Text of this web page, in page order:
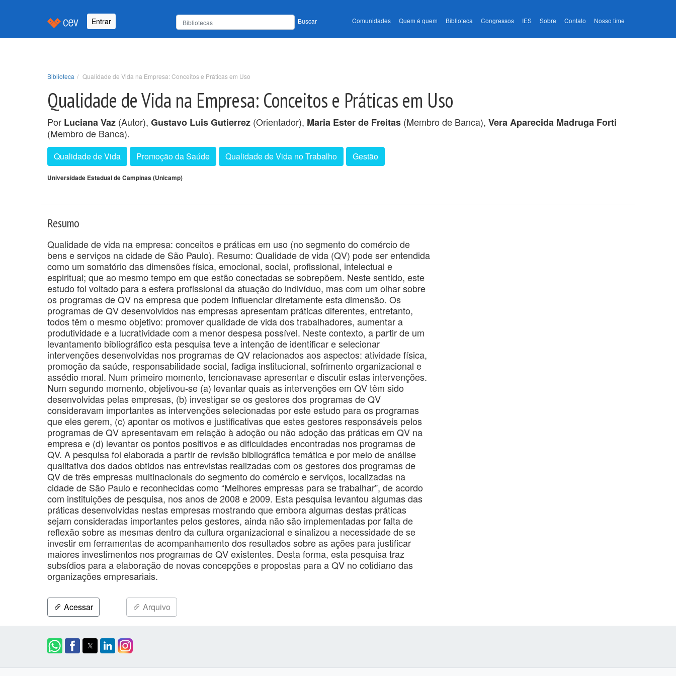
Entrar Buscar Comunidades Quem é quem Biblioteca Congressos IES Sobre Contato Nosso time
Biblioteca Qualidade de Vida na Empresa: Conceitos e Práticas em Uso
Qualidade de Vida na Empresa: Conceitos e Práticas em Uso
Por Luciana Vaz (Autor), Gustavo Luis Gutierrez (Orientador), Maria Ester de Freitas (Membro de Banca), Vera Aparecida Madruga Forti
(Membro de Banca).
Qualidade de Vida Promoção da Saúde Qualidade de Vida no Trabalho Gestão
Universidade Estadual de Campinas (Unicamp)
Resumo
Qualidade de vida na empresa: conceitos e práticas em uso (no segmento do comércio de
bens e serviços na cidade de São Paulo). Resumo: Qualidade de vida (QV) pode ser entendida
como um somatório das dimensões física, emocional, social, profissional, intelectual e
espiritual; que ao mesmo tempo em que estão conectadas se sobrepõem. Neste sentido, este
estudo foi voltado para a esfera profissional da atuação do indivíduo, mas com um olhar sobre
os programas de QV na empresa que podem influenciar diretamente esta dimensão. Os
programas de QV desenvolvidos nas empresas apresentam práticas diferentes, entretanto,
todos têm o mesmo objetivo: promover qualidade de vida dos trabalhadores, aumentar a
produtividade e a lucratividade com a menor despesa possível. Neste contexto, a partir de um
levantamento bibliográfico esta pesquisa teve a intenção de identificar e selecionar
intervenções desenvolvidas nos programas de QV relacionados aos aspectos: atividade física,
promoção da saúde, responsabilidade social, fadiga institucional, sofrimento organizacional e
assédio moral. Num primeiro momento, tencionavase apresentar e discutir estas intervenções.
Num segundo momento, objetivou-se (a) levantar quais as intervenções em QV têm sido
desenvolvidas pelas empresas, (b) investigar se os gestores dos programas de QV
consideravam importantes as intervenções selecionadas por este estudo para os programas
que eles gerem, (c) apontar os motivos e justificativas que estes gestores responsáveis pelos
programas de QV apresentavam em relação à adoção ou não adoção das práticas em QV na
empresa e (d) levantar os pontos positivos e as dificuldades encontradas nos programas de
QV. A pesquisa foi elaborada a partir de revisão bibliográfica temática e por meio de análise
qualitativa dos dados obtidos nas entrevistas realizadas com os gestores dos programas de
QV de três empresas multinacionais do segmento do comércio e serviços, localizadas na
cidade de São Paulo e reconhecidas como “Melhores empresas para se trabalhar”, de acordo
com instituições de pesquisa, nos anos de 2008 e 2009. Esta pesquisa levantou algumas das
práticas desenvolvidas nestas empresas mostrando que embora algumas destas práticas
sejam consideradas importantes pelos gestores, ainda não são implementadas por falta de
reflexão sobre as mesmas dentro da cultura organizacional e sinalizou a necessidade de se
investir em ferramentas de acompanhamento dos resultados sobre as ações para justificar
maiores investimentos nos programas de QV existentes. Desta forma, esta pesquisa traz
subsídios para a elaboração de novas concepções e propostas para a QV no cotidiano das
organizações empresariais.
Acessar Arquivo